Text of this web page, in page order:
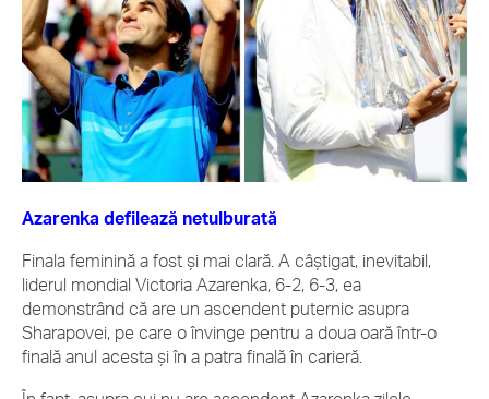
Azarenka defilează netulburată
Finala feminină a fost şi mai clară. A câştigat, inevitabil,
liderul mondial Victoria Azarenka, 6-2, 6-3, ea
demonstrând că are un ascendent puternic asupra
Sharapovei, pe care o învinge pentru a doua oară într-o
finală anul acesta şi în a patra finală în carieră.